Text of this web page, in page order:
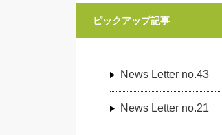
ピックアップ記事
News Letter no.43
News Letter no.21